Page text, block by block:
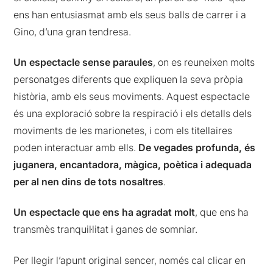
ens han entusiasmat amb els seus balls de carrer i a
Gino, d’una gran tendresa.
Un espectacle sense paraules, on es reuneixen molts
personatges diferents que expliquen la seva pròpia
història, amb els seus moviments. Aquest espectacle
és una exploració sobre la respiració i els detalls dels
moviments de les marionetes, i com els titellaires
poden interactuar amb ells. De vegades profunda, és
juganera, encantadora, màgica, poètica i adequada
per al nen dins de tots nosaltres.
Un espectacle que ens ha agradat molt, que ens ha
transmès tranquil·litat i ganes de somniar.
Per llegir l’apunt original sencer, només cal clicar en